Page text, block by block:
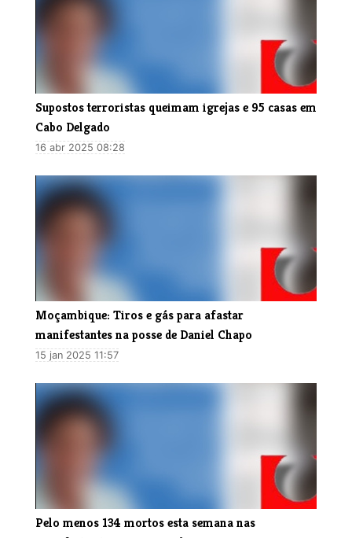
Supostos terroristas queimam igrejas e 95 casas em
Cabo Delgado
16 abr 2025 08:28
Moçambique: Tiros e gás para afastar
manifestantes na posse de Daniel Chapo
15 jan 2025 11:57
Pelo menos 134 mortos esta semana nas